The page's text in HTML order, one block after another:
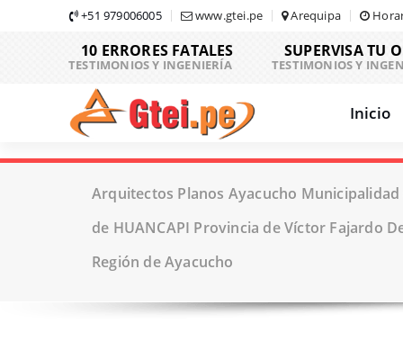
+51 979006005 www.gtei.pe Arequipa
10 ERRORES FATALES
TESTIMONIOS Y INGENIERÍA
SUPERVISA TU
TESTIMONIOS Y
Inicio
Arquitectos Planos Ayacucho
de HUANCAPI Provincia de Víctor Fajardo
Región de Ayacucho